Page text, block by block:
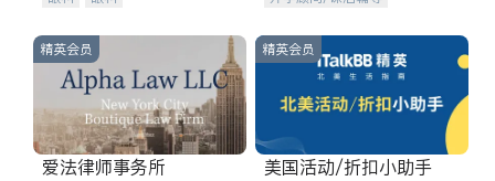
拥有成长型心态是成功的基
石。
精英会员
爱法律师事务所
精英会员
美国活动/折扣小助手